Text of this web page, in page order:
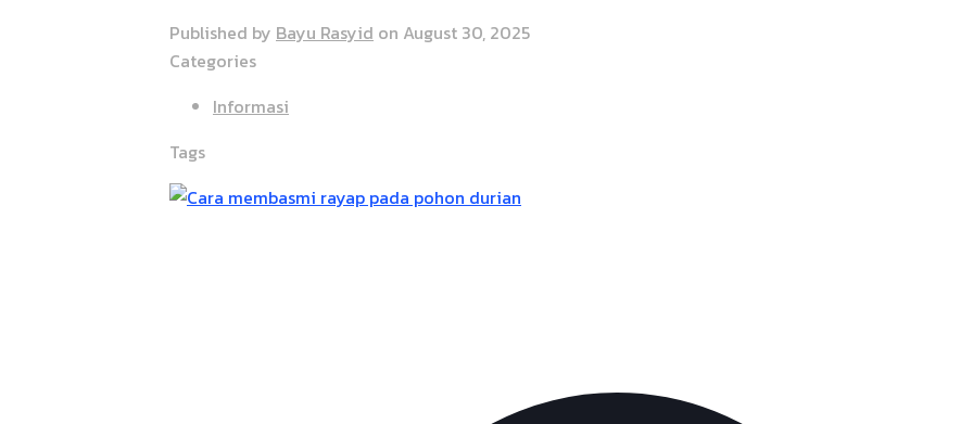
Published by Bayu Rasyid on August 30, 2025
Categories
Informasi
Tags